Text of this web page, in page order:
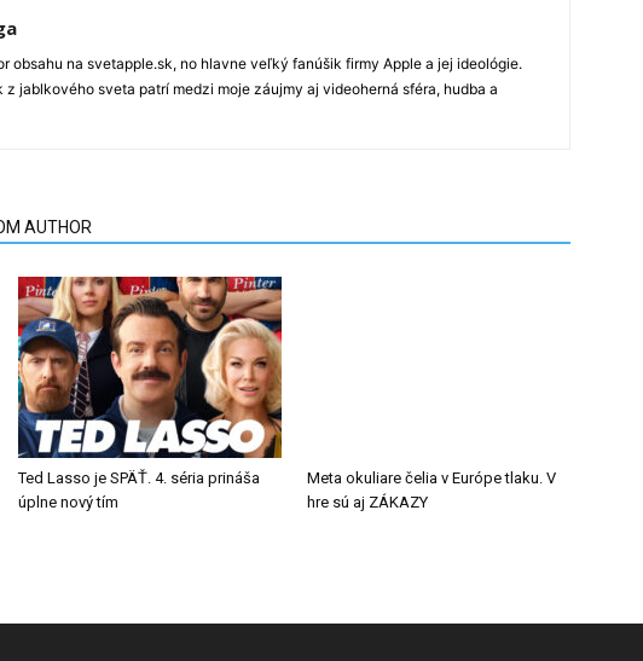
obsahu na svetapple.sk, no hlavne veľký fanúšik firmy Apple a jej ideológie.
z jablkového sveta patrí medzi moje záujmy aj videoherná sféra, hudba a
AUTHOR
Ted Lasso je SPÄŤ. 4. séria prináša
úplne nový tím
Meta okuliare čelia v Európe tlaku. V
hre sú aj ZÁKAZY